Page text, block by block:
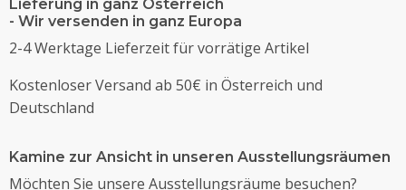
Lieferung in ganz Österreich
- Wir versenden in ganz Europa
2-4 Werktage Lieferzeit für vorrätige Artikel
Kostenloser Versand ab 50€ in Österreich und
Deutschland
Kamine zur Ansicht in unseren Ausstellungsräumen
Möchten Sie unsere Ausstellungsräume besuchen?